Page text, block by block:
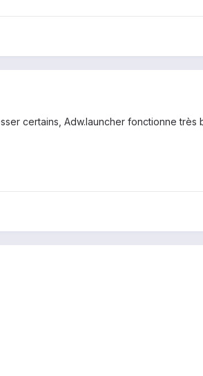
certains, Adw.launcher fonctionne très